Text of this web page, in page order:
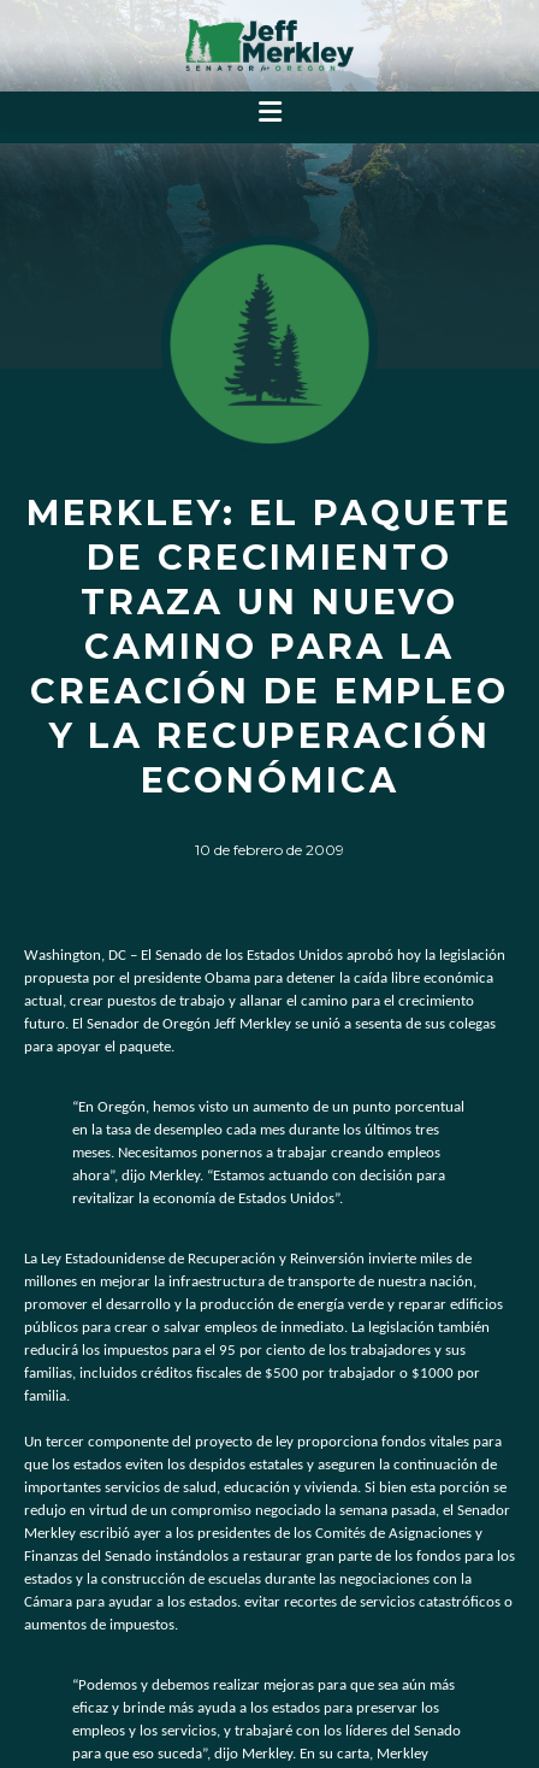
MERKLEY: EL PAQUETE
DE CRECIMIENTO
TRAZA UN NUEVO
CAMINO PARA LA
CREACIÓN DE EMPLEO
Y LA RECUPERACIÓN
ECONÓMICA
10 de febrero de 2009
Washington, DC – El Senado de los Estados Unidos aprobó hoy la legislación
propuesta por el presidente Obama para detener la caída libre económica
actual, crear puestos de trabajo y allanar el camino para el crecimiento
futuro. El Senador de Oregón Jeff Merkley se unió a sesenta de sus colegas
para apoyar el paquete.
“En Oregón, hemos visto un aumento de un punto porcentual
en la tasa de desempleo cada mes durante los últimos tres
meses. Necesitamos ponernos a trabajar creando empleos
ahora”, dijo Merkley. “Estamos actuando con decisión para
revitalizar la economía de Estados Unidos”.
La Ley Estadounidense de Recuperación y Reinversión invierte miles de
millones en mejorar la infraestructura de transporte de nuestra nación,
promover el desarrollo y la producción de energía verde y reparar edificios
públicos para crear o salvar empleos de inmediato. La legislación también
reducirá los impuestos para el 95 por ciento de los trabajadores y sus
familias, incluidos créditos fiscales de $500 por trabajador o $1000 por
familia.
Un tercer componente del proyecto de ley proporciona fondos vitales para
que los estados eviten los despidos estatales y aseguren la continuación de
importantes servicios de salud, educación y vivienda. Si bien esta porción se
redujo en virtud de un compromiso negociado la semana pasada, el Senador
Merkley escribió ayer a los presidentes de los Comités de Asignaciones y
Finanzas del Senado instándolos a restaurar gran parte de los fondos para los
estados y la construcción de escuelas durante las negociaciones con la
Cámara para ayudar a los estados. evitar recortes de servicios catastróficos o
aumentos de impuestos.
“Podemos y debemos realizar mejoras para que sea aún más
eficaz y brinde más ayuda a los estados para preservar los
empleos y los servicios, y trabajaré con los líderes del Senado
para que eso suceda”, dijo Merkley. En su carta, Merkley